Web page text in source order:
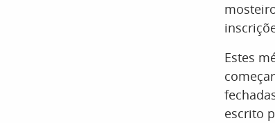
Estes
escrito